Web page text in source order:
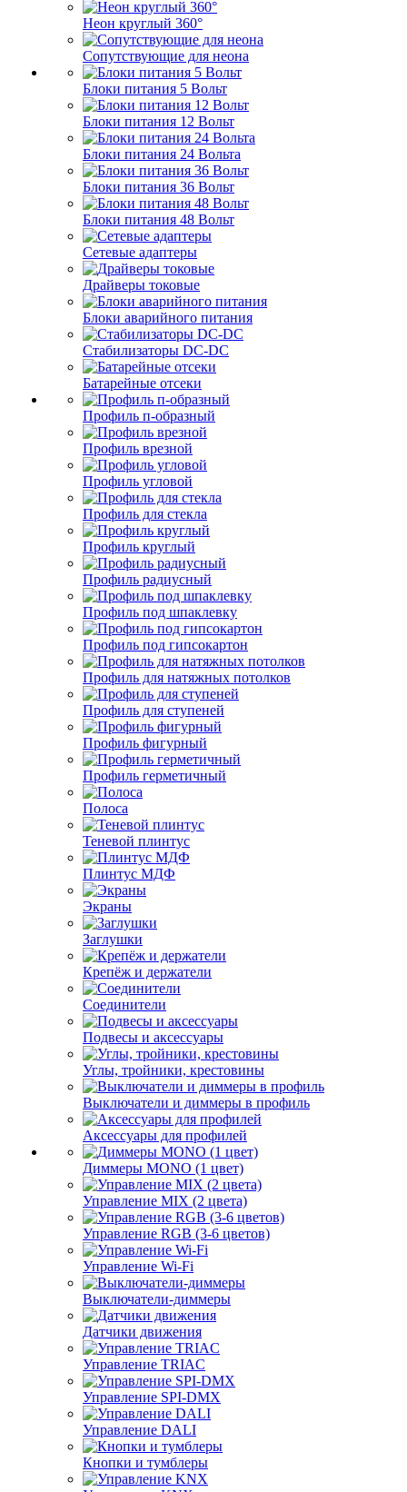
Неон круглый 360°
Сопутствующие для неона
Блоки питания 5 Вольт
Блоки питания 12 Вольт
Блоки питания 24 Вольта
Блоки питания 36 Вольт
Блоки питания 48 Вольт
Сетевые адаптеры
Драйверы токовые
Блоки аварийного питания
Стабилизаторы DC-DC
Батарейные отсеки
Профиль п-образный
Профиль врезной
Профиль угловой
Профиль для стекла
Профиль круглый
Профиль радиусный
Профиль под шпаклевку
Профиль под гипсокартон
Профиль для натяжных потолков
Профиль для ступеней
Профиль фигурный
Профиль герметичный
Полоса
Теневой плинтус
Плинтус МДФ
Экраны
Заглушки
Крепёж и держатели
Соединители
Подвесы и аксессуары
Углы, тройники, крестовины
Выключатели и диммеры в профиль
Аксессуары для профилей
Диммеры MONO (1 цвет)
Управление MIX (2 цвета)
Управление RGB (3-6 цветов)
Управление Wi-Fi
Выключатели-диммеры
Датчики движения
Управление TRIAC
Управление SPI-DMX
Управление DALI
Кнопки и тумблеры